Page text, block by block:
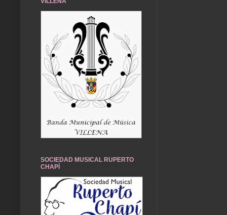
SOCIEDAD MUSICAL RUPERTO
CHAPÍ